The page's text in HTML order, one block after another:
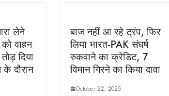
लेने
को वाहन
दिया
दौरान
बाज नहीं आ रहे ट्रंप, फिर
लिया भारत-PAK संघर्ष
रुकवाने का क्रेडिट, 7
विमान गिरने का किया दावा
October 22, 2025